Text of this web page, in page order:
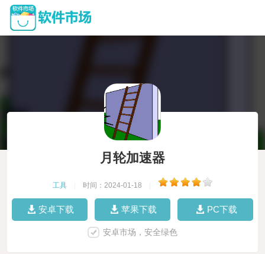
月轮加速器
工具 时间：2024-01-18
安卓下载 苹果下载 PC下载
安卓市场，安全绿色